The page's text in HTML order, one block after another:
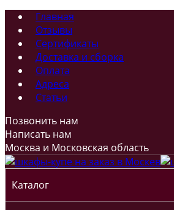
Главная
Отзывы
Сертификаты
Доставка и сборка
Оплата
Адреса
Статьи
Позвонить нам
Написать нам
Москва и Московская область
Каталог